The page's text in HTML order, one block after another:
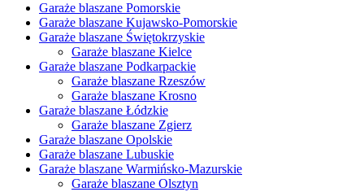
Garaże blaszane Pomorskie
Garaże blaszane Kujawsko-Pomorskie
Garaże blaszane Świętokrzyskie
Garaże blaszane Kielce
Garaże blaszane Podkarpackie
Garaże blaszane Rzeszów
Garaże blaszane Krosno
Garaże blaszane Łódzkie
Garaże blaszane Zgierz
Garaże blaszane Opolskie
Garaże blaszane Lubuskie
Garaże blaszane Warmińsko-Mazurskie
Garaże blaszane Olsztyn